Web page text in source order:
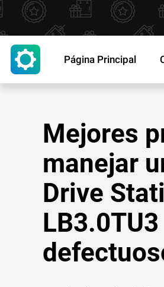
Página Principal
Mejores
manejar
Drive